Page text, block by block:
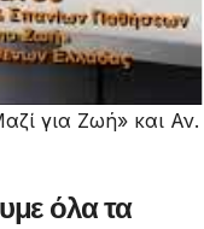
για Ζωή» και Αν.
όλα τα